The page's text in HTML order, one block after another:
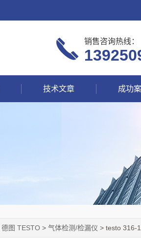
销售咨询热线：
技术文章 成功
德图 TESTO > 气体检测/检漏仪 > testo 316-